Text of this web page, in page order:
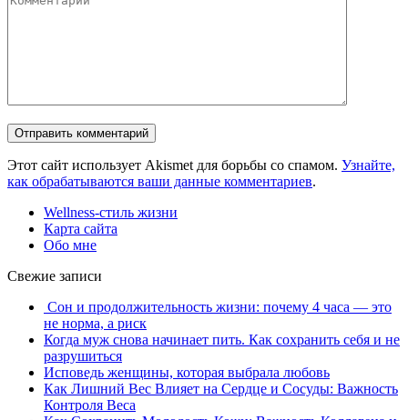
Этот сайт использует Akismet для борьбы со спамом. Узнайте,
как обрабатываются ваши данные комментариев.
Wellness-стиль жизни
Карта сайта
Обо мне
Свежие записи
Сон и продолжительность жизни: почему 4 часа — это
не норма, а риск
Когда муж снова начинает пить. Как сохранить себя и не
разрушиться
Исповедь женщины, которая выбрала любовь
Как Лишний Вес Влияет на Сердце и Сосуды: Важность
Контроля Веса